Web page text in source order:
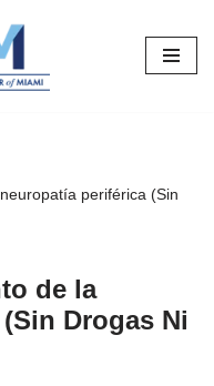
periférica (Sin
de la
Drogas Ni